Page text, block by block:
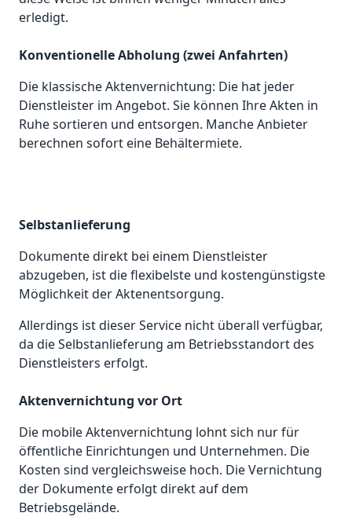
erledigt.
Konventionelle Abholung (zwei Anfahrten)
Die klassische Aktenvernichtung: Die hat jeder
Dienstleister im Angebot. Sie können Ihre Akten in
Ruhe sortieren und entsorgen. Manche Anbieter
berechnen sofort eine Behältermiete.
Selbstanlieferung
Dokumente direkt bei einem Dienstleister
abzugeben, ist die flexibelste und kostengünstigste
Möglichkeit der Aktenentsorgung.
Allerdings ist dieser Service nicht überall verfügbar,
da die Selbstanlieferung am Betriebsstandort des
Dienstleisters erfolgt.
Aktenvernichtung vor Ort
Die mobile Aktenvernichtung lohnt sich nur für
öffentliche Einrichtungen und Unternehmen. Die
Kosten sind vergleichsweise hoch. Die Vernichtung
der Dokumente erfolgt direkt auf dem
Betriebsgelände.